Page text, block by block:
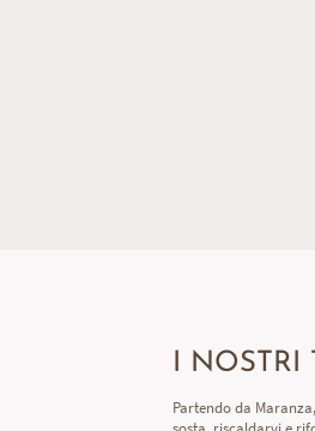
I NOSTRI
Partendo da